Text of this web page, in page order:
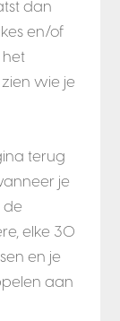
dan
en/of
het
wie je
terug
je
de
elke 30
en je
aan